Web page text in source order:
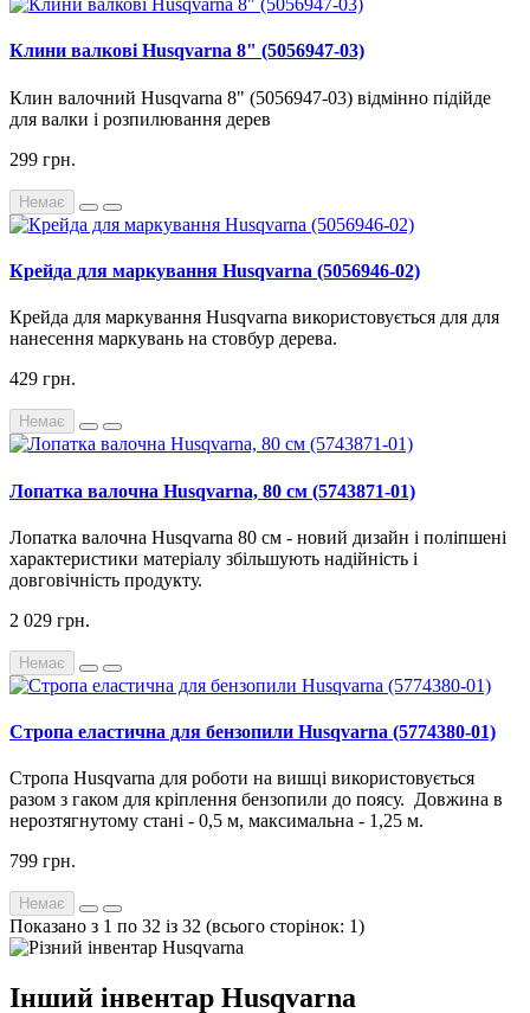
Клини валкові Husqvarna 8" (5056947-03)
Клин валочний Husqvarna 8" (5056947-03) відмінно підійде
для валки і розпилювання дерев
299 грн.
Немає
Крейда для маркування Husqvarna (5056946-02)
Крейда для маркування Husqvarna використовується для для
нанесення маркувань на стовбур дерева.
429 грн.
Немає
Лопатка валочна Husqvarna, 80 см (5743871-01)
Лопатка валочна Husqvarna 80 см - новий дизайн і поліпшені
характеристики матеріалу збільшують надійність і
довговічність продукту.
2 029 грн.
Немає
Стропа еластична для бензопили Husqvarna (5774380-01)
Стропа Husqvarna для роботи на вишці використовується
разом з гаком для кріплення бензопили до поясу. Довжина в
нерозтягнутому стані - 0,5 м, максимальна - 1,25 м.
799 грн.
Немає
Показано з 1 по 32 із 32 (всього сторінок: 1)
Інший інвентар Husqvarna